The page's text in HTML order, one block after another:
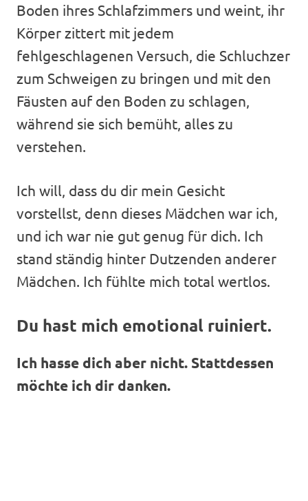
Boden ihres Schlafzimmers und weint, ihr
Körper zittert mit jedem
fehlgeschlagenen Versuch, die Schluchzer
zum Schweigen zu bringen und mit den
Fäusten auf den Boden zu schlagen,
während sie sich bemüht, alles zu
verstehen.
Ich will, dass du dir mein Gesicht
vorstellst, denn dieses Mädchen war ich,
und ich war nie gut genug für dich. Ich
stand ständig hinter Dutzenden anderer
Mädchen. Ich fühlte mich total wertlos.
Du hast mich emotional ruiniert.
Ich hasse dich aber nicht. Stattdessen
möchte ich dir danken.